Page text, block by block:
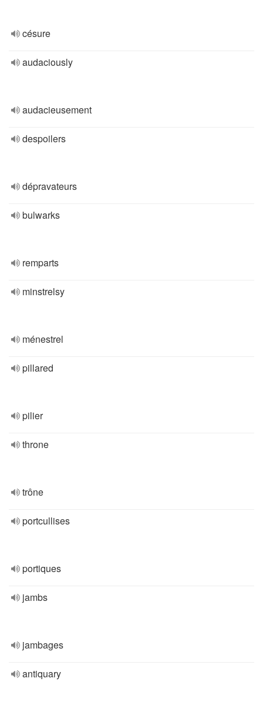
césure
audaciously
audacieusement
despoilers
dépravateurs
bulwarks
remparts
minstrelsy
ménestrel
pillared
pilier
throne
trône
portcullises
portiques
jambs
jambages
antiquary